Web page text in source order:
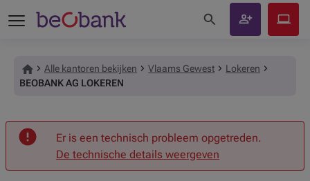
Onthaal
Alle kantoren bekijken Vlaams Gewest
Lokeren
BEOBANK AG LOKEREN
Er is een technisch probleem opgetreden.
De technische details weergeven